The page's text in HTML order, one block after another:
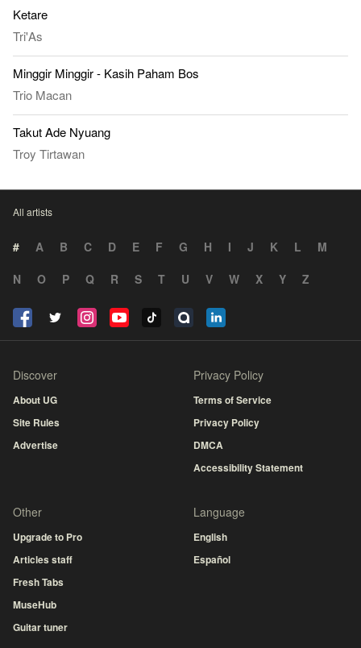
Ketare
Tri'As
Minggir Minggir - Kasih Paham Bos
Trio Macan
Takut Ade Nyuang
Troy Tirtawan
All artists
# A B C D E F G H I J K L
M
N
O P Q R S T U V W X Y Z
Discover
About UG
Site Rules
Advertise
Privacy Policy
Terms of Service
Privacy Policy
DMCA
Accessibility Statement
Other
Upgrade to Pro
Articles staff
Fresh Tabs
MuseHub
Guitar tuner
Language
English
Español